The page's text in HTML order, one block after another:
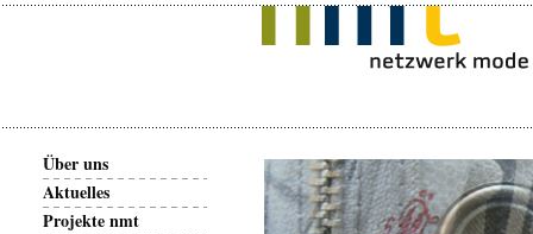
Über uns
Aktuelles
Projekte nmt